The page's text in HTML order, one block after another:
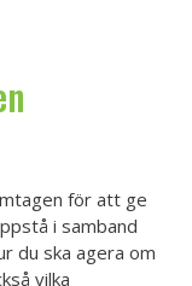
för att ge
i samband
du ska agera om
vilka